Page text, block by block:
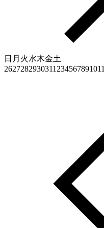
日 月 火水木金土
2627282930311 234567891011